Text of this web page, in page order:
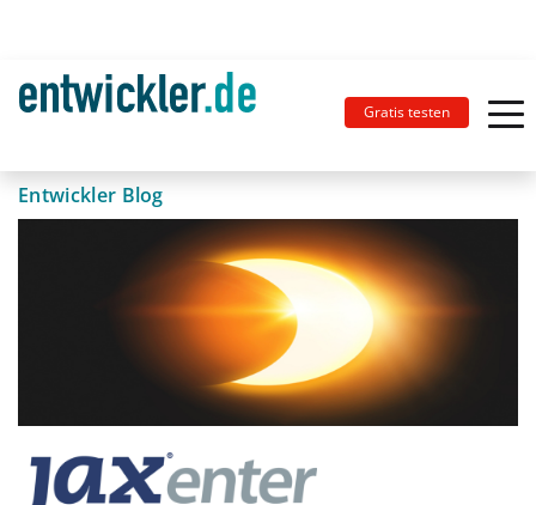
Gratis testen
Entwickler Blog